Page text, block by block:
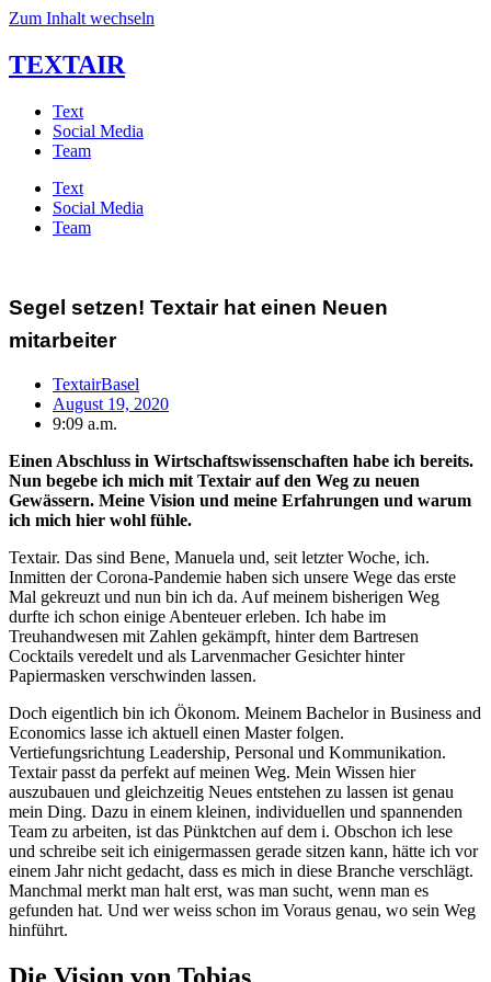
Zum Inhalt wechseln
TEXTAIR
Text
Social Media
Team
Text
Social Media
Team
Segel setzen! Textair hat einen Neuen
mitarbeiter
TextairBasel
August 19, 2020
9:09 a.m.
Einen Abschluss in Wirtschaftswissenschaften habe ich bereits.
Nun begebe ich mich mit Textair auf den Weg zu neuen
Gewässern. Meine Vision und meine Erfahrungen und warum
ich mich hier wohl fühle.
Textair. Das sind Bene, Manuela und, seit letzter Woche, ich.
Inmitten der Corona-Pandemie haben sich unsere Wege das erste
Mal gekreuzt und nun bin ich da. Auf meinem bisherigen Weg
durfte ich schon einige Abenteuer erleben. Ich habe im
Treuhandwesen mit Zahlen gekämpft, hinter dem Bartresen
Cocktails veredelt und als Larvenmacher Gesichter hinter
Papiermasken verschwinden lassen.
Doch eigentlich bin ich Ökonom. Meinem Bachelor in Business and
Economics lasse ich aktuell einen Master folgen.
Vertiefungsrichtung Leadership, Personal und Kommunikation.
Textair passt da perfekt auf meinen Weg. Mein Wissen hier
auszubauen und gleichzeitig Neues entstehen zu lassen ist genau
mein Ding. Dazu in einem kleinen, individuellen und spannenden
Team zu arbeiten, ist das Pünktchen auf dem i. Obschon ich lese
und schreibe seit ich einigermassen gerade sitzen kann, hätte ich vor
einem Jahr nicht gedacht, dass es mich in diese Branche verschlägt.
Manchmal merkt man halt erst, was man sucht, wenn man es
gefunden hat. Und wer weiss schon im Voraus genau, wo sein Weg
hinführt.